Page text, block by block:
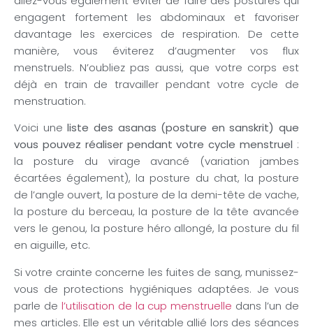
engagent fortement les abdominaux et favoriser
davantage les exercices de respiration. De cette
manière, vous éviterez d’augmenter vos flux
menstruels. N’oubliez pas aussi, que votre corps est
déjà en train de travailler pendant votre cycle de
menstruation.
Voici uneliste des asanas (posture en sanskrit) que
vous pouvez réaliser pendant votre cycle menstruel :
la posture du virage avancé (variation jambes
écartées également), la posture du chat, la posture
de l’angle ouvert, la posture de la demi-tête de vache,
la posture du berceau, la posture de la tête avancée
vers le genou, la posture héro allongé, la posture du fil
en aiguille, etc.
Si votre crainte concerne les fuites de sang, munissez-
vous de protections hygiéniques adaptées. Je vous
parle de l’utilisation de la cup menstruelle dans l’un de
mes articles. Elle est un véritable allié lors des séances